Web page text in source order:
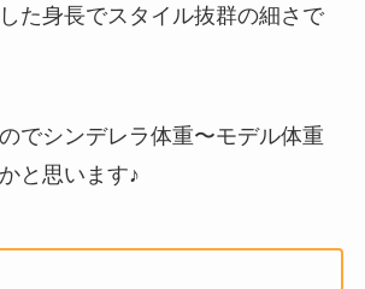
た身長でスタイル抜群の細さで
でシンデレラ体重〜モデル体重
と思います♪